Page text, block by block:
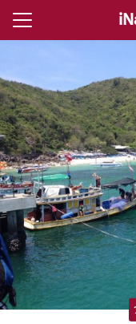
Skip
รีงานแต่ง
งานเลี้ยง
จราคาวงดนตรี
ไอนัท The Voice
iNattt
Search